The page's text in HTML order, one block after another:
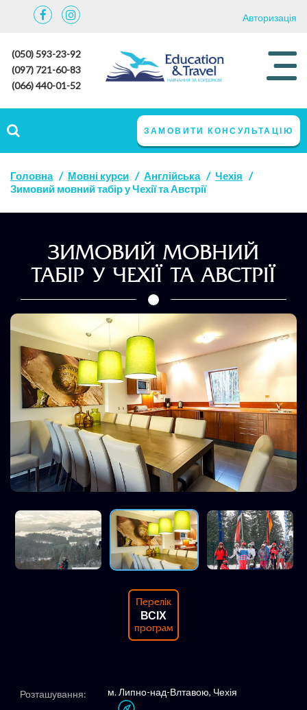
Авторизація
(050) 593-23-92
(097) 721-60-83
(066) 440-01-52
ЗАМОВИТИ КОНСУЛЬТАЦІЮ
Головна Мовні курси Англійська
Чехія
Зимовий мовний табір у Чехії та Австрії
ЗИМОВИЙ МОВНИЙ
ТАБІР У ЧЕХІЇ ТА АВСТРІЇ
Перелік
ВСІХ
програм
Розташування: м. Липно-над-Влтавою, Чехія